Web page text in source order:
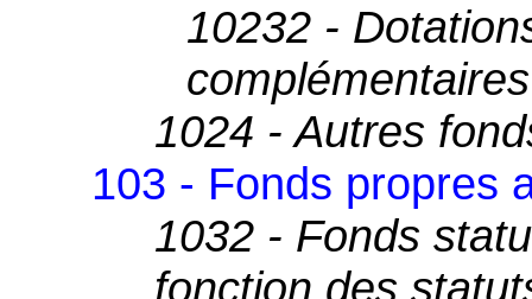
10232 -
complémentaires
1024 - Autres
103 - Fonds propres
1032 - Fonds
fonction des